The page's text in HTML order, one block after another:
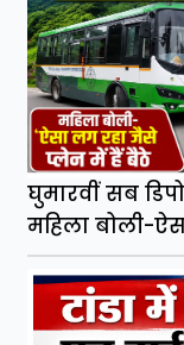
घुमारवीं सब
महिला बोली-